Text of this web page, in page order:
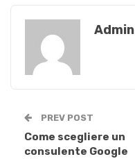
Admin
PREV POST
Come scegliere un
consulente Google